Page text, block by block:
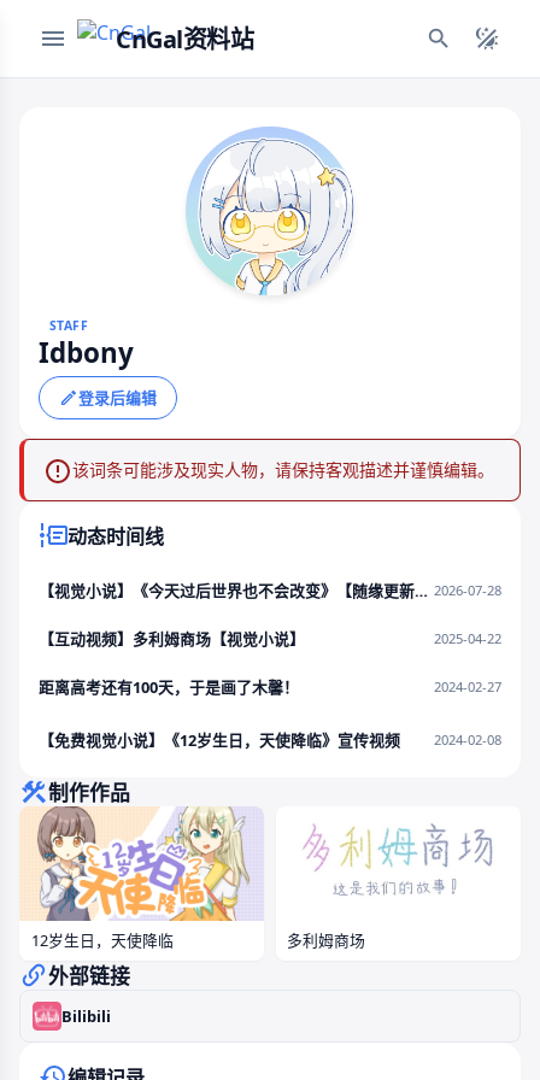
CnGal资料站
STAFF
Idbony
登录后编辑
该词条可能涉及现实人物，请保持客观描述并谨慎编辑。
动态时间线
【视觉小说】《今天过后世界也不会改变》【随缘更新中】 2026-07-28
【互动视频】多利姆商场【视觉小说】 2025-04-22
距离高考还有100天，于是画了木馨！ 2024-02-27
【免费视觉小说】《12岁生日，天使降临》宣传视频 2024-02-08
制作作品
12岁生日，天使降临 多利姆商场
外部链接
Bilibili